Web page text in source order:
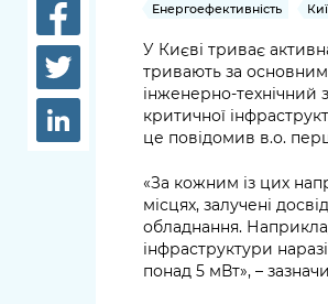
Рішення та
Проєкти
перебувають
Енергоефективність
У Києві триває
тривають за
інженерно-технічний
критичної
це повідомив в.о.
«За кожним із цих
місцях, залучені
обладнання.
інфраструктури
понад 5 мВт», –